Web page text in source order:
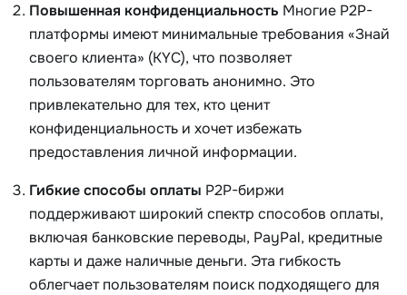
Повышенная конфиденциальность Многие P2P-
платформы имеют минимальные требования «Знай
своего клиента» (KYC), что позволяет
пользователям торговать анонимно. Это
привлекательно для тех, кто ценит
конфиденциальность и хочет избежать
предоставления личной информации.
Гибкие способы оплаты P2P-биржи
поддерживают широкий спектр способов оплаты,
включая банковские переводы, PayPal, кредитные
карты и даже наличные деньги. Эта гибкость
облегчает пользователям поиск подходящего для